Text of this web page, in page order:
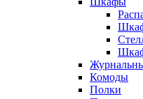
Комоды
Полки